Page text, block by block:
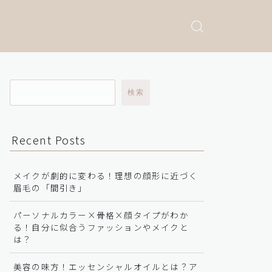
検索
Recent Posts
メイクが劇的に変わる！理想の顔形に近づく
眉毛の「間引き」
パーソナルカラー×骨格×顔タイプがわか
る！自分に似合うファッションやメイクと
は？
美容の味方！エッセンシャルオイルとは？ア